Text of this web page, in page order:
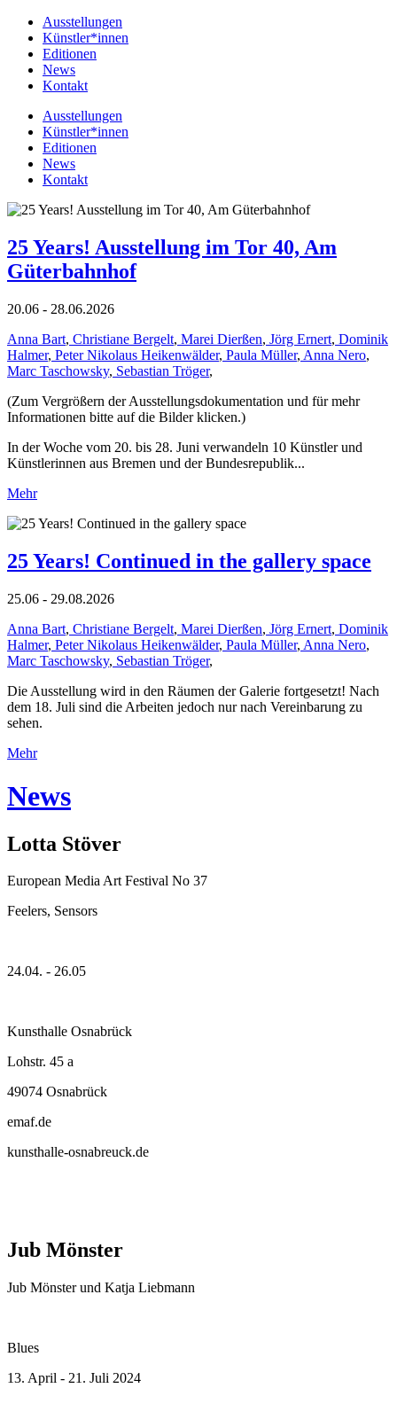
Ausstellungen
Künstler*innen
Editionen
News
Kontakt
Ausstellungen
Künstler*innen
Editionen
News
Kontakt
25 Years! Ausstellung im Tor 40, Am
Güterbahnhof
20.06 - 28.06.2026
Anna Bart, Christiane Bergelt, Marei Dierßen, Jörg Ernert, Dominik
Halmer, Peter Nikolaus Heikenwälder, Paula Müller, Anna Nero,
Marc Taschowsky, Sebastian Tröger,
(Zum Vergrößern der Ausstellungsdokumentation und für mehr
Informationen bitte auf die Bilder klicken.)
In der Woche vom 20. bis 28. Juni verwandeln 10 Künstler und
Künstlerinnen aus Bremen und der Bundesrepublik...
Mehr
25 Years! Continued in the gallery space
25.06 - 29.08.2026
Anna Bart, Christiane Bergelt, Marei Dierßen, Jörg Ernert, Dominik
Halmer, Peter Nikolaus Heikenwälder, Paula Müller, Anna Nero,
Marc Taschowsky, Sebastian Tröger,
Die Ausstellung wird in den Räumen der Galerie fortgesetzt! Nach
dem 18. Juli sind die Arbeiten jedoch nur nach Vereinbarung zu
sehen.
Mehr
News
Lotta Stöver
European Media Art Festival No 37
Feelers, Sensors
24.04. - 26.05
Kunsthalle Osnabrück
Lohstr. 45 a
49074 Osnabrück
emaf.de
kunsthalle-osnabreuck.de
Jub Mönster
Jub Mönster und Katja Liebmann
Blues
13. April - 21. Juli 2024